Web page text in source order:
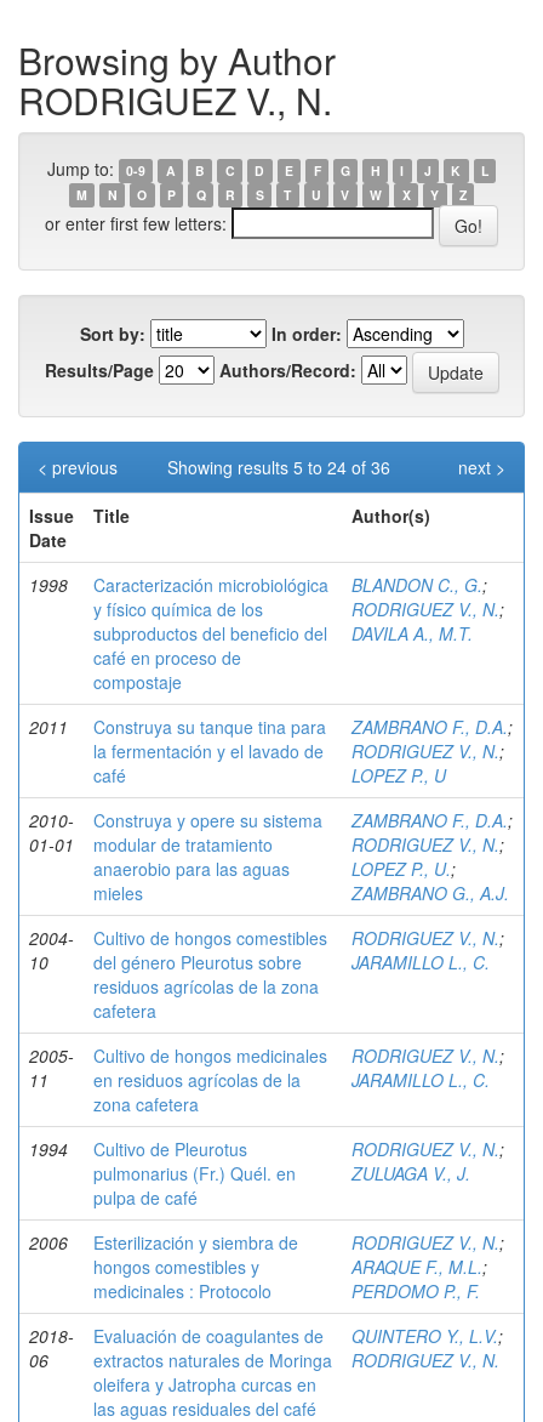
Browsing by Author
RODRIGUEZ V., N.
Jump to: 0-9 A B C D E F G H I J K
L
M
N O P Q R S T U V W X Y Z
or enter first few letters:
Sort by:
In order:
Results/Page
Authors/Record:
Showing results 5 to 24 of 36
< previous
next >
Issue
Date
Title Author(s)
1998
Caracterización microbiológica
y físico química de los
subproductos del beneficio del
café en proceso de
compostaje
BLANDON C., G.;
RODRIGUEZ V., N.;
DAVILA A., M.T.
2011
Construya su tanque tina para
la fermentación y el lavado de
café
ZAMBRANO F., D.A.;
RODRIGUEZ V., N.;
LOPEZ P., U
2010-
01-01
Construya y opere su sistema
modular de tratamiento
anaerobio para las aguas
mieles
ZAMBRANO F., D.A.;
RODRIGUEZ V., N.;
LOPEZ P., U.;
ZAMBRANO G., A.J.
2004-
10
Cultivo de hongos comestibles
del género Pleurotus sobre
residuos agrícolas de la zona
cafetera
RODRIGUEZ V., N.;
JARAMILLO L., C.
2005-
11
Cultivo de hongos medicinales
en residuos agrícolas de la
zona cafetera
RODRIGUEZ V., N.;
JARAMILLO L., C.
1994
Cultivo de Pleurotus
pulmonarius (Fr.) Quél. en
pulpa de café
RODRIGUEZ V., N.;
ZULUAGA V., J.
2006
Esterilización y siembra de
hongos comestibles y
medicinales : Protocolo
RODRIGUEZ V., N.;
ARAQUE F., M.L.;
PERDOMO P., F.
2018-
06
Evaluación de coagulantes de
extractos naturales de Moringa
oleifera y Jatropha curcas en
las aguas residuales del café
QUINTERO Y., L.V.;
RODRIGUEZ V., N.